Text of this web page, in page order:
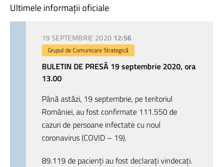
Ultimele informații oficiale
19 SEPTEMBRIE 2020 12:56
Grupul de Comunicare Strategică
BULETIN DE PRESĂ 19 septembrie 2020, ora
13.00
Până astăzi, 19 septembrie, pe teritoriul
României, au fost confirmate 111.550 de
cazuri de persoane infectate cu noul
coronavirus (COVID – 19).
89.119 de pacienți au fost declarați vindecați.